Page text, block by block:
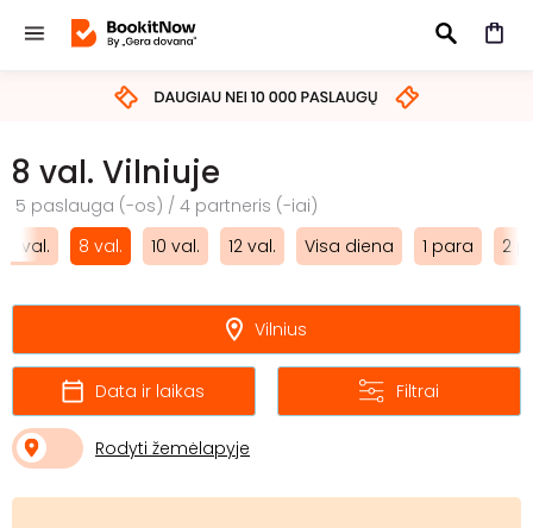
IEŠKOTI
8 val. Vilniuje
5 paslauga (-os) / 4 partneris (-iai)
7 val.
8 val. 10 val. 12 val. Visa diena 1 para 2
Vilnius
Data ir laikas Filtrai
Rodyti žemėlapyje